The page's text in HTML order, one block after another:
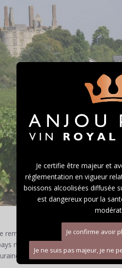
remonte au Vème siècle, environ
nantais. C’est l’évêque Grégoire
Je certifie être majeur et
réglementation en vigueur
boissons alcoolisées diffusée
est dangereux pour la